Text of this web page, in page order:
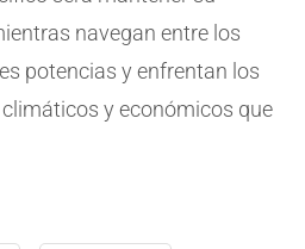
navegan entre los
potencias y enfrentan los
y económicos que